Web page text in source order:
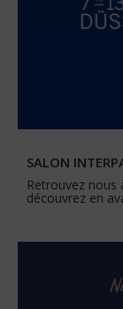
SALON
Retrouvez nous
découvrez en